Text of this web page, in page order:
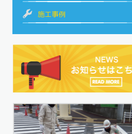
施工事例